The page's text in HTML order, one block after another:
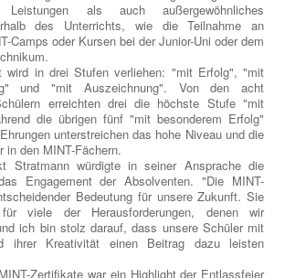
als auch außergewöhnliches
des Unterrichts, wie die Teilnahme an
Camps oder Kursen bei der Junior-Uni oder dem
wird in drei Stufen verliehen: "mit Erfolg", "mit
und "mit Auszeichnung". Von den acht
erreichten drei die höchste Stufe "mit
die übrigen fünf "mit besonderem Erfolg"
unterstreichen das hohe Niveau und die
in den MINT-Fächern.
Stratmann würdigte in seiner Ansprache die
Engagement der Absolventen. "Die MINT-
Bedeutung für unsere Zukunft. Sie
viele der Herausforderungen, denen wir
ich bin stolz darauf, dass unsere Schüler mit
ihrer Kreativität einen Beitrag dazu leisten
Zertifikate war ein Highlight der Entlassfeier